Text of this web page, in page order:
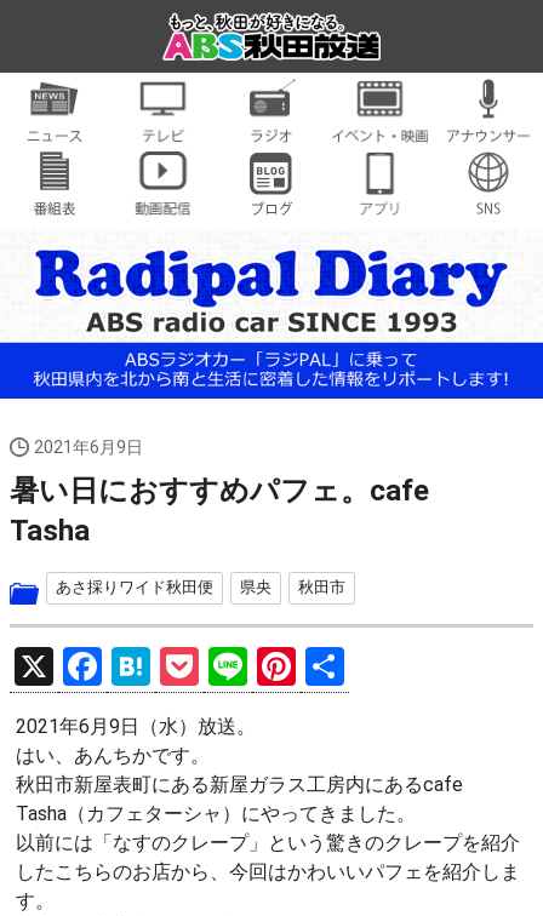
2021年6月9日
暑い日におすすめパフェ。cafe
Tasha
あさ採りワイド秋田便 県央 秋田市
X
F
a
ce
b
o
o
H
at
e
n
a
P
o
ck
et
Li
n
Pi
nt
es
t
有
2021年6月9日（水）放送。
はい、あんちかです。
秋田市新屋表町にある新屋ガラス工房内にあるcafe
Tasha（カフェターシャ）にやってきました。
以前には「なすのクレープ」という驚きのクレープを紹介
したこちらのお店から、今回はかわいいパフェを紹介しま
す。